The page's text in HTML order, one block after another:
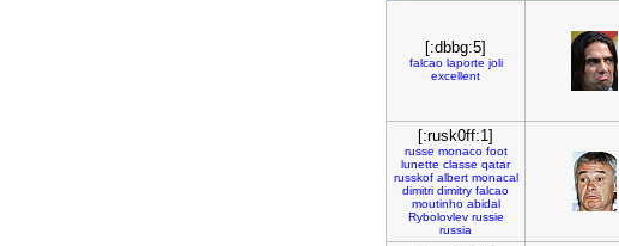
[:dbbg:5]
falcao laporte joli
excellent
[:rusk0ff:1]
russe monaco foot
lunette classe qatar
russkof albert monacal
dimitri dimitry falcao
moutinho abidal
Rybolovlev russie
russia